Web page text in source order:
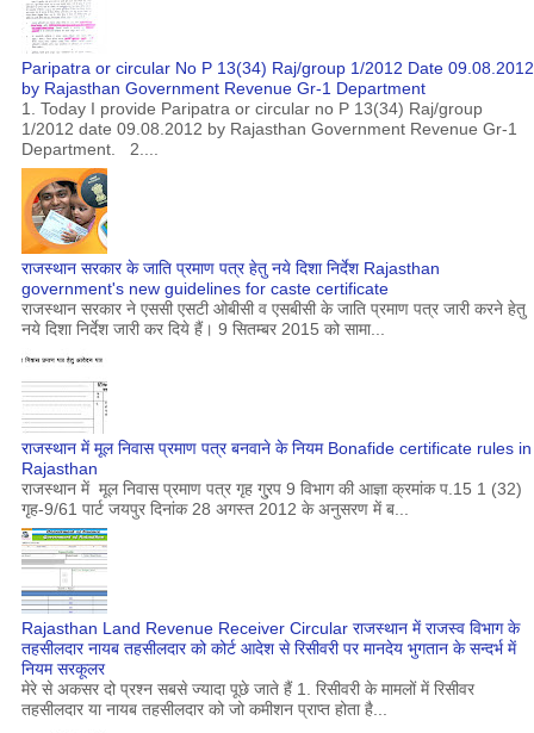
Paripatra or circular No P 13(34) Raj/group 1/2012 Date 09.08.2012
by Rajasthan Government Revenue Gr-1 Department
1. Today I provide Paripatra or circular no P 13(34) Raj/group
1/2012 date 09.08.2012 by Rajasthan Government Revenue Gr-1
Department. 2....
राजस्थान सरकार के जाति प्रमाण पत्र हेतु नये दिशा निर्देश Rajasthan
government's new guidelines for caste certificate
राजस्थान सरकार ने एससी एसटी ओबीसी व एसबीसी के जाति प्रमाण पत्र जारी करने हेतु
नये दिशा निर्देश जारी कर दिये हैं। 9 सितम्बर 2015 को सामा...
राजस्थान में मूल निवास प्रमाण पत्र बनवाने के नियम Bonafide certificate rules in
Rajasthan
राजस्थान में मूल निवास प्रमाण पत्र गृह गु्रप 9 विभाग की आज्ञा क्रमांक प.15 1 (32)
गृह-9/61 पार्ट जयपुर दिनांक 28 अगस्त 2012 के अनुसरण में ब...
Rajasthan Land Revenue Receiver Circular राजस्थान में राजस्व विभाग के
तहसीलदार नायब तहसीलदार को कोर्ट आदेश से रिसीवरी पर मानदेय भुगतान के सन्दर्भ में
नियम सरकूलर
मेरे से अकसर दो प्रश्न सबसे ज्यादा पूछे जाते हैं 1. रिसीवरी के मामलों में रिसीवर
तहसीलदार या नायब तहसीलदार को जो कमीशन प्राप्त होता है...